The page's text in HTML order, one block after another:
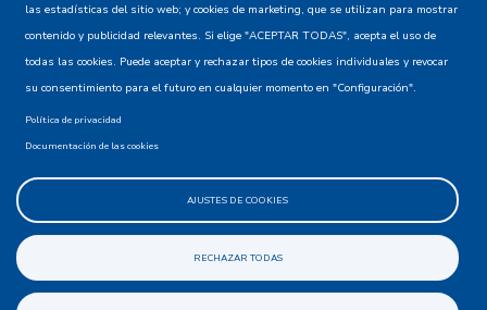
@apccolombia
Mapa del Sitio XML
las estadísticas del sitio web; y cookies de marketing, que se utilizan para mostrar
contenido y publicidad relevantes. Si elige "ACEPTAR TODAS", acepta el uso de
todas las cookies. Puede aceptar y rechazar tipos de cookies individuales y revocar
su consentimiento para el futuro en cualquier momento en "Configuración".
Política de privacidad
Documentación de las cookies
AJUSTES DE COOKIES
RECHAZAR TODAS